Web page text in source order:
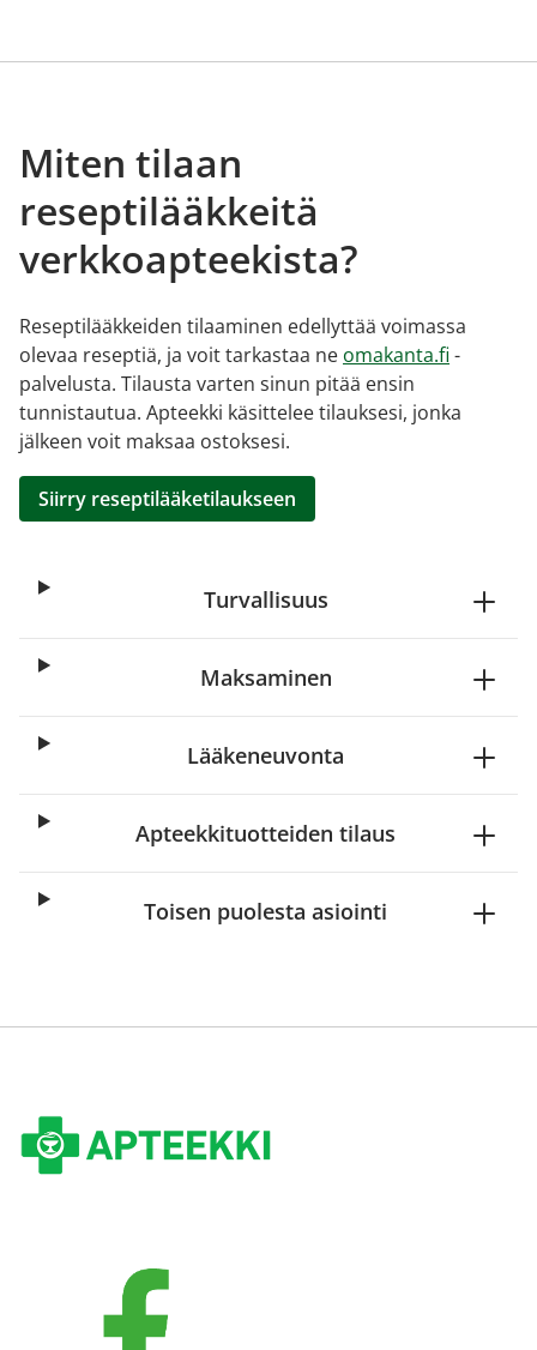
Miten tilaan
reseptilääkkeitä
verkkoapteekista?
Reseptilääkkeiden tilaaminen edellyttää voimassa
olevaa reseptiä, ja voit tarkastaa ne omakanta.fi -
palvelusta. Tilausta varten sinun pitää ensin
tunnistautua. Apteekki käsittelee tilauksesi, jonka
jälkeen voit maksaa ostoksesi.
Siirry reseptilääketilaukseen
Turvallisuus
Maksaminen
Lääkeneuvonta
Apteekkituotteiden tilaus
Toisen puolesta asiointi